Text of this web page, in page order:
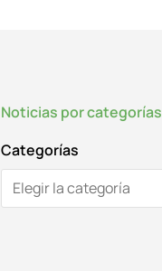
Noticias por categorías
Categorías